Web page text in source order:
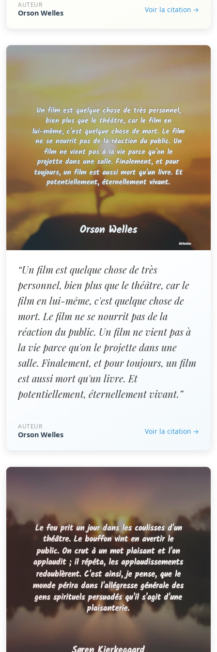
AUTEUR
Orson Welles Voir la citation →
“Un film est quelque chose de très
personnel, bien plus que le théâtre, car le
film en lui-même, c'est quelque chose de
mort. Le film ne se nourrit pas de la
réaction du public. Un film ne vient pas à
la vie parce qu'on le projette dans une
salle. Finalement, et pour toujours, un film
est aussi mort qu'un livre. Et
potentiellement, éternellement vivant.”
AUTEUR
Orson Welles Voir la citation →